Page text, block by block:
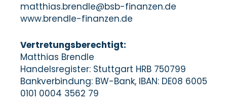
matthias.brendle@bsb-finanzen.de
www.brendle-finanzen.de
Vertretungsberechtigt:
Matthias Brendle
Handelsregister: Stuttgart HRB 750799
Bankverbindung: BW-Bank, IBAN: DE08 6005
0101 0004 3562 79